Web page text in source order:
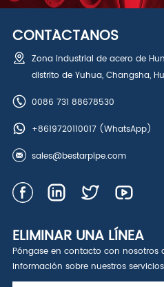
CONTÁCTANOS
Zona industrial de acero de
distrito de Yuhua, Changsha,
0086 731 88678530
+8619720110017(WhatsApp)
sales@bestarpipe.com
ELIMINAR UNA LÍNEA
Póngase en contacto con
información sobre nuestros